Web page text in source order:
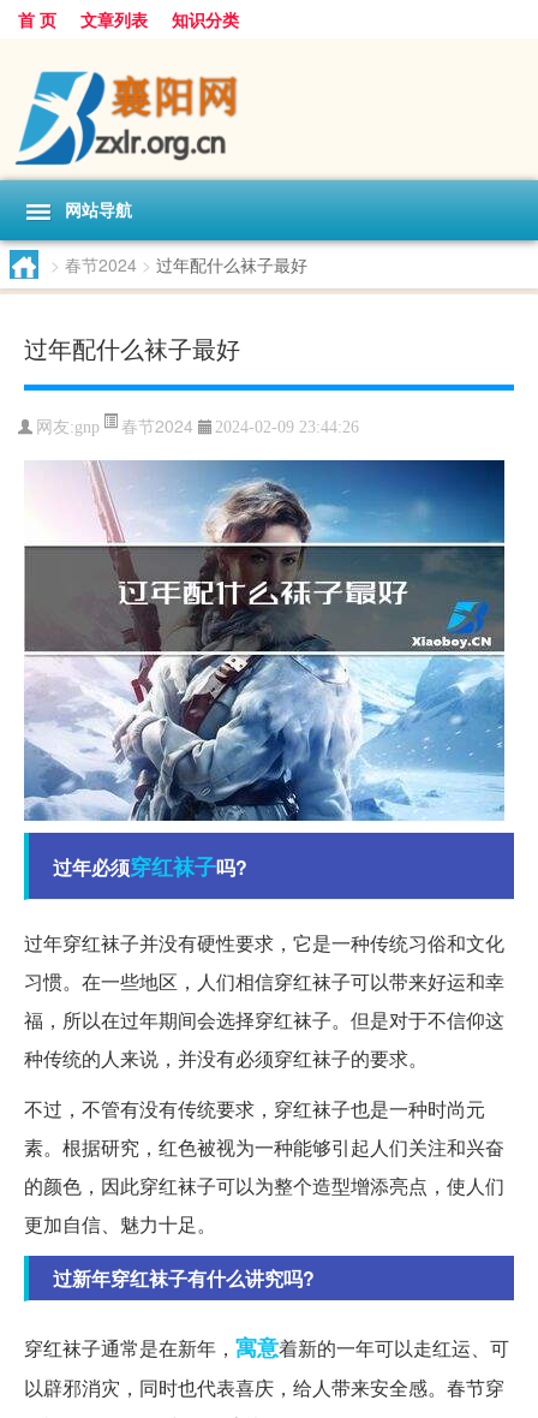
首 页 文章列表 知识分类
网站导航
> 春节2024 > 过年配什么袜子最好
过年配什么袜子最好
网友:gnp 春节2024 2024-02-09 23:44:26
过年必须穿红袜子吗?
过年穿红袜子并没有硬性要求，它是一种传统习俗和文化
习惯。在一些地区，人们相信穿红袜子可以带来好运和幸
福，所以在过年期间会选择穿红袜子。但是对于不信仰这
种传统的人来说，并没有必须穿红袜子的要求。
不过，不管有没有传统要求，穿红袜子也是一种时尚元
素。根据研究，红色被视为一种能够引起人们关注和兴奋
的颜色，因此穿红袜子可以为整个造型增添亮点，使人们
更加自信、魅力十足。
过新年穿红袜子有什么讲究吗?
穿红袜子通常是在新年， 寓意着新的一年可以走红运、可
以辟邪消灾，同时也代表喜庆，给人带来安全感。春节穿